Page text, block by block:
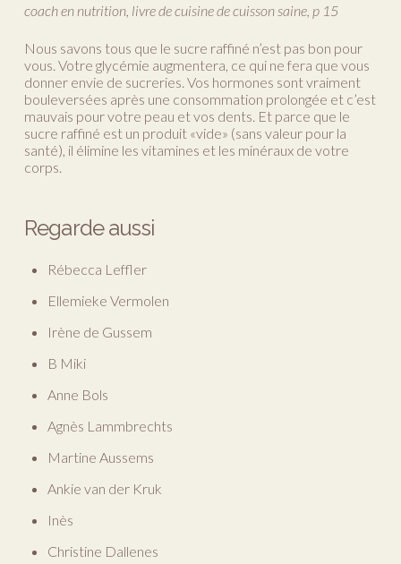
coach en nutrition, livre de cuisine de cuisson saine, p 15
Nous savons tous que le sucre raffiné n’est pas bon pour
vous. Votre glycémie augmentera, ce qui ne fera que vous
donner envie de sucreries. Vos hormones sont vraiment
bouleversées après une consommation prolongée et c’est
mauvais pour votre peau et vos dents. Et parce que le
sucre raffiné est un produit «vide» (sans valeur pour la
santé), il élimine les vitamines et les minéraux de votre
corps.
Regarde aussi
Rébecca Leffler
Ellemieke Vermolen
Irène de Gussem
B Miki
Anne Bols
Agnès Lammbrechts
Martine Aussems
Ankie van der Kruk
Inès
Christine Dallenes